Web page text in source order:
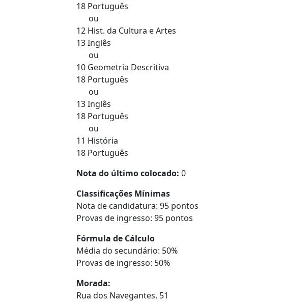
18 Português
ou
12 Hist. da Cultura e Artes
13 Inglês
ou
10 Geometria Descritiva
18 Português
ou
13 Inglês
18 Português
ou
11 História
18 Português
Nota do último colocado: 0
Classificações Mínimas
Nota de candidatura: 95 pontos
Provas de ingresso: 95 pontos
Fórmula de Cálculo
Média do secundário: 50%
Provas de ingresso: 50%
Morada:
Rua dos Navegantes, 51